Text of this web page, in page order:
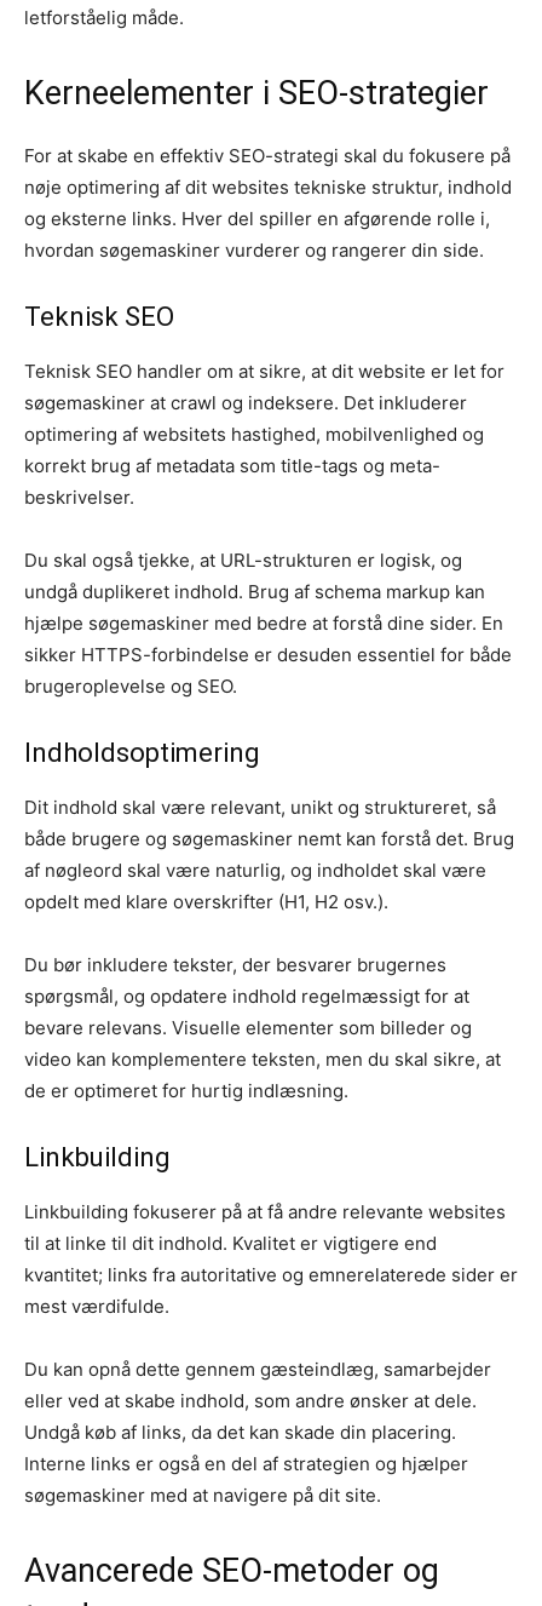
letforståelig måde.
Kerneelementer i SEO-strategier
For at skabe en effektiv SEO-strategi skal du fokusere på
nøje optimering af dit websites tekniske struktur, indhold
og eksterne links. Hver del spiller en afgørende rolle i,
hvordan søgemaskiner vurderer og rangerer din side.
Teknisk SEO
Teknisk SEO handler om at sikre, at dit website er let for
søgemaskiner at crawl og indeksere. Det inkluderer
optimering af websitets hastighed, mobilvenlighed og
korrekt brug af metadata som title-tags og meta-
beskrivelser.
Du skal også tjekke, at URL-strukturen er logisk, og
undgå duplikeret indhold. Brug af schema markup kan
hjælpe søgemaskiner med bedre at forstå dine sider. En
sikker HTTPS-forbindelse er desuden essentiel for både
brugeroplevelse og SEO.
Indholdsoptimering
Dit indhold skal være relevant, unikt og struktureret, så
både brugere og søgemaskiner nemt kan forstå det. Brug
af nøgleord skal være naturlig, og indholdet skal være
opdelt med klare overskrifter (H1, H2 osv.).
Du bør inkludere tekster, der besvarer brugernes
spørgsmål, og opdatere indhold regelmæssigt for at
bevare relevans. Visuelle elementer som billeder og
video kan komplementere teksten, men du skal sikre, at
de er optimeret for hurtig indlæsning.
Linkbuilding
Linkbuilding fokuserer på at få andre relevante websites
til at linke til dit indhold. Kvalitet er vigtigere end
kvantitet; links fra autoritative og emnerelaterede sider er
mest værdifulde.
Du kan opnå dette gennem gæsteindlæg, samarbejder
eller ved at skabe indhold, som andre ønsker at dele.
Undgå køb af links, da det kan skade din placering.
Interne links er også en del af strategien og hjælper
søgemaskiner med at navigere på dit site.
Avancerede SEO-metoder og